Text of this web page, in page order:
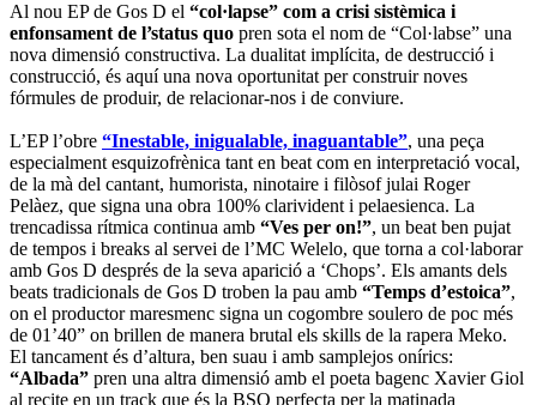
Al nou EP de Gos D el “col·lapse” com a crisi sistèmica i
enfonsament de l’status quo pren sota el nom de “Col·labse” una
nova dimensió constructiva. La dualitat implícita, de destrucció i
construcció, és aquí una nova oportunitat per construir noves
fórmules de produir, de relacionar-nos i de conviure.
L’EP l’obre “Inestable, inigualable, inaguantable”, una peça
especialment esquizofrènica tant en beat com en interpretació vocal,
de la mà del cantant, humorista, ninotaire i filòsof julai Roger
Pelàez, que signa una obra 100% clarivident i pelaesienca. La
trencadissa rítmica continua amb “Ves per on!”, un beat ben pujat
de tempos i breaks al servei de l’MC Welelo, que torna a col·laborar
amb Gos D després de la seva aparició a ‘Chops’. Els amants dels
beats tradicionals de Gos D troben la pau amb “Temps d’estoica”,
on el productor maresmenc signa un cogombre soulero de poc més
de 01’40” on brillen de manera brutal els skills de la rapera Meko.
El tancament és d’altura, ben suau i amb samplejos onírics:
“Albada” pren una altra dimensió amb el poeta bagenc Xavier Giol
al recite en un track que és la BSO perfecta per la matinada